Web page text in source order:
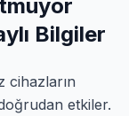
Bilgiler
cihazların
etkiler.